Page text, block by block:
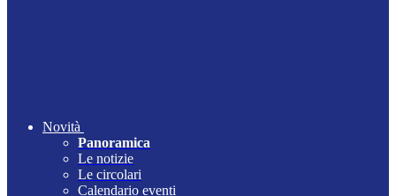
Novità
Panoramica
Le notizie
Le circolari
Calendario eventi